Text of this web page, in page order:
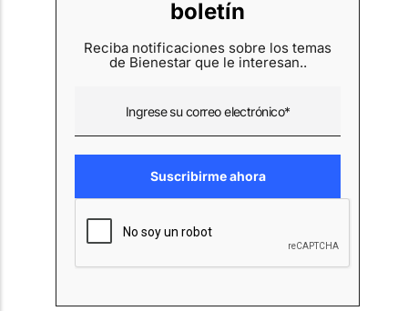
boletín
Reciba notificaciones sobre los temas
de Bienestar que le interesan..